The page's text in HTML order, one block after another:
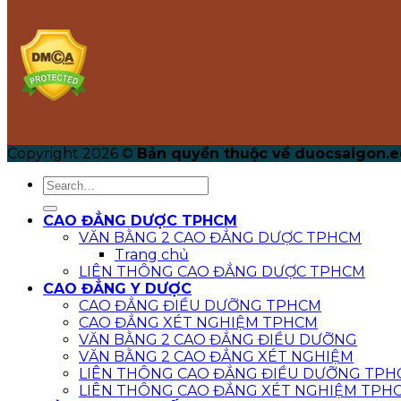
Copyright 2026 © Bản quyền thuộc về
CAO ĐẲNG DƯỢC TPHCM
VĂN BẰNG 2 CAO ĐẲNG DƯỢC TPHCM
Trang chủ
LIÊN THÔNG CAO ĐẲNG DƯỢC TPHCM
CAO ĐẲNG Y DƯỢC
CAO ĐẲNG ĐIỀU DƯỠNG TPHCM
CAO ĐẲNG XÉT NGHIỆM TPHCM
VĂN BẰNG 2 CAO ĐẲNG ĐIỀU DƯỠNG
VĂN BẰNG 2 CAO ĐẲNG XÉT NGHIỆM
LIÊN THÔNG CAO ĐẲNG ĐIỀU DƯỠNG
LIÊN THÔNG CAO ĐẲNG XÉT NGHIỆM